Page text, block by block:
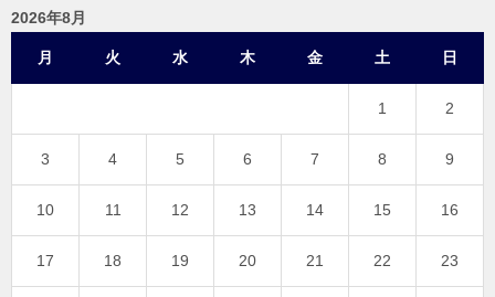
2026年8月
月 火 水 木 金 土 日
1 2
3 4 5 6 7 8 9
10 11 12 13 14 15 16
17 18 19 20 21 22 23